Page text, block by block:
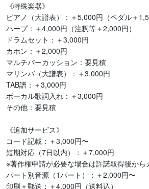
《特殊楽器》
ピアノ（大譜表）：＋5,000円（ペダル＋
ハープ：＋4,000円（注釈等＋2,000円）
ドラムセット：＋3,000円
カホン：＋2,000円
マルチパーカッション：要見積
マリンバ（大譜表）：＋3,000円
TAB譜：＋3,000円
ボーカル歌詞入れ：＋3,000円
その他：要見積
《追加サービス》
コード記載：＋3,000円〜
短期対応（7日以内）：＋7,000円
※著作権申請が必要な場合は許諾取得後から
パート別音源（1パート）：＋2,000円〜
印刷＋郵送：＋4,000円（送料込）